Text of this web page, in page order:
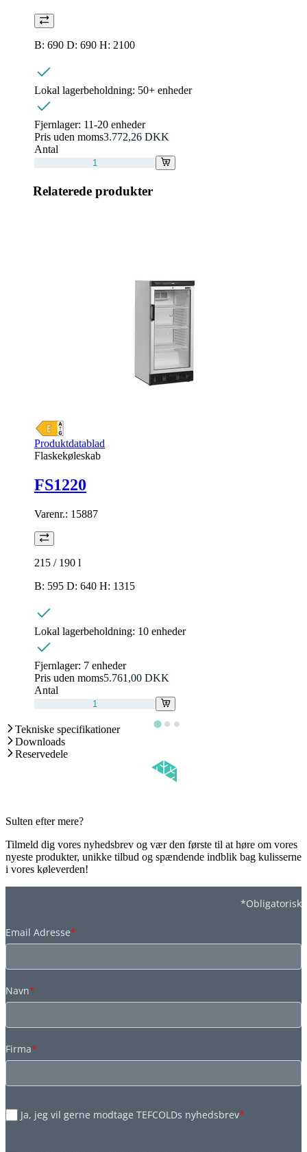
B: 690 D: 690 H: 2100
Lokal lagerbeholdning: 50+ enheder
Fjernlager: 11-20 enheder
Pris uden moms3.772,26 DKK
Antal
Relaterede produkter
Produktdatablad
Flaskekøleskab
FS1220
Varenr.: 15887
215 / 190 l
B: 595 D: 640 H: 1315
Lokal lagerbeholdning: 10 enheder
Fjernlager: 7 enheder
Pris uden moms5.761,00 DKK
Antal
Tekniske specifikationer
Downloads
Reservedele
Sulten efter mere?
Tilmeld dig vores nyhedsbrev og vær den første til at høre om vores
nyeste produkter, unikke tilbud og spændende indblik bag kulisserne
i vores køleverden!
*Obligatorisk
Email Adresse*
Navn*
Firma*
Ja, jeg vil gerne modtage TEFCOLDs nyhedsbrev*